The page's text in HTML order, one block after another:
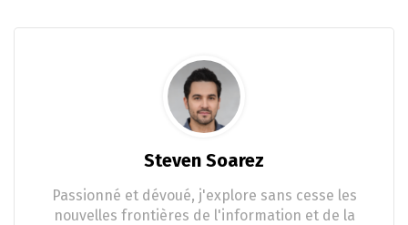
Steven Soarez
Passionné et dévoué, j'explore sans cesse les
nouvelles frontières de l'information et de la